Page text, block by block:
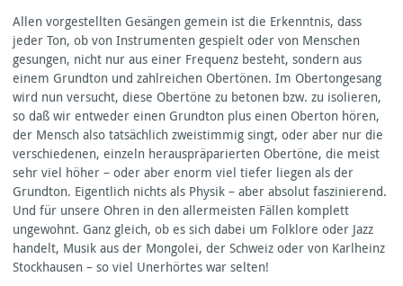
Allen vorgestellten Gesängen gemein ist die Erkenntnis, dass
jeder Ton, ob von Instrumenten gespielt oder von Menschen
gesungen, nicht nur aus einer Frequenz besteht, sondern aus
einem Grundton und zahlreichen Obertönen. Im Obertongesang
wird nun versucht, diese Obertöne zu betonen bzw. zu isolieren,
so daß wir entweder einen Grundton plus einen Oberton hören,
der Mensch also tatsächlich zweistimmig singt, oder aber nur die
verschiedenen, einzeln herauspräparierten Obertöne, die meist
sehr viel höher – oder aber enorm viel tiefer liegen als der
Grundton. Eigentlich nichts als Physik – aber absolut faszinierend.
Und für unsere Ohren in den allermeisten Fällen komplett
ungewohnt. Ganz gleich, ob es sich dabei um Folklore oder Jazz
handelt, Musik aus der Mongolei, der Schweiz oder von Karlheinz
Stockhausen – so viel Unerhörtes war selten!